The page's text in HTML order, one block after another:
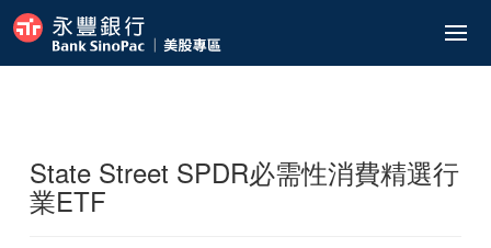
美股/ETF報價
港股ETF報價